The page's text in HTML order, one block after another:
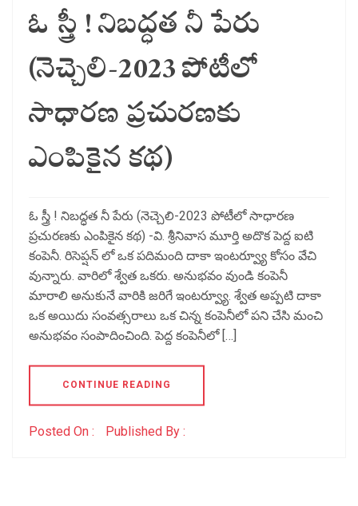
ఓ స్త్రీ ! నిబద్ధత నీ పేరు
(నెచ్చెలి-2023 పోటీలో
సాధారణ ప్రచురణకు
ఎంపికైన కథ)
ఓ స్త్రీ ! నిబద్ధత నీ పేరు (నెచ్చెలి-2023 పోటీలో సాధారణ
ప్రచురణకు ఎంపికైన కథ) -వి. శ్రీనివాస మూర్తి అదొక పెద్ద ఐటి
కంపెనీ. రిసెప్షన్ లో ఒక పదిమంది దాకా ఇంటర్వ్యూ కోసం వేచి
వున్నారు. వారిలో శ్వేత ఒకరు. అనుభవం వుండి కంపెనీ
మారాలి అనుకునే వారికి జరిగే ఇంటర్వ్యూ. శ్వేత అప్పటి దాకా
ఒక అయిదు సంవత్సరాలు ఒక చిన్న కంపెనీలో పని చేసి మంచి
అనుభవం సంపాదించింది. పెద్ద కంపెనీలో […]
CONTINUE READING
Posted On : Published By :